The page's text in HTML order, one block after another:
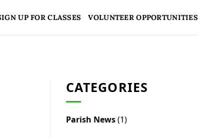
UP FOR CLASSES VOLUNTEER OPPORTUNITIES
CATEGORIES
Parish News(1)